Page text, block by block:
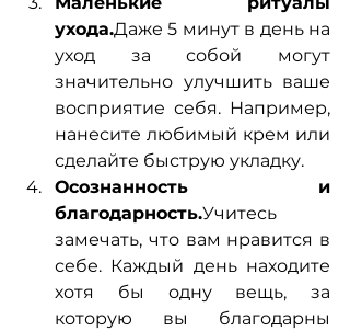
ухода.Даже 5 минут в день на
уход за собой могут
значительно улучшить ваше
восприятие себя. Например,
нанесите любимый крем или
сделайте быструю укладку.
Осознанность и
благодарность.Учитесь
замечать, что вам нравится в
себе. Каждый день находите
хотя бы одну вещь, за
которую вы благодарны